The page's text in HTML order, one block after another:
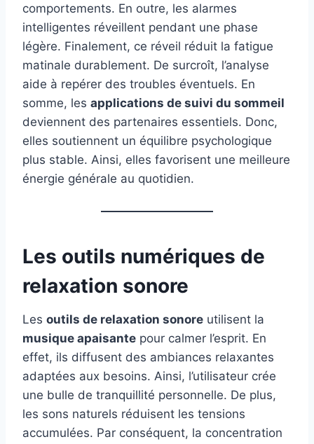
comportements. En outre, les alarmes
intelligentes réveillent pendant une phase
légère. Finalement, ce réveil réduit la fatigue
matinale durablement. De surcroît, l’analyse
aide à repérer des troubles éventuels. En
somme, les applications de suivi du sommeil
deviennent des partenaires essentiels. Donc,
elles soutiennent un équilibre psychologique
plus stable. Ainsi, elles favorisent une meilleure
énergie générale au quotidien.
Les outils numériques de
relaxation sonore
Les outils de relaxation sonore utilisent la
musique apaisante pour calmer l’esprit. En
effet, ils diffusent des ambiances relaxantes
adaptées aux besoins. Ainsi, l’utilisateur crée
une bulle de tranquillité personnelle. De plus,
les sons naturels réduisent les tensions
accumulées. Par conséquent, la concentration